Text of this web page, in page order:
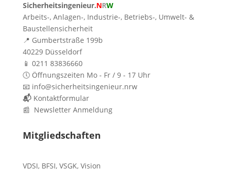
Sicherheitsingenieur.NRW
Arbeits-, Anlagen-, Industrie-, Betriebs-, Umwelt- &
Baustellensicherheit
📍 Gumbertstraße 199b
40229 Düsseldorf
📱 0211 83836660
🕔 Öffnungszeiten Mo - Fr / 9 - 17 Uhr
📧 info@sicherheitsingenieur.nrw
📬 Kontaktformular
📰 Newsletter Anmeldung
Mitgliedschaften
VDSI, BFSI, VSGK, Vision